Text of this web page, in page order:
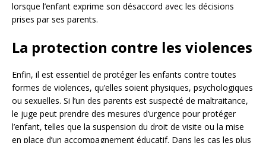
lorsque l’enfant exprime son désaccord avec les décisions
prises par ses parents.
La protection contre les violences
Enfin, il est essentiel de protéger les enfants contre toutes
formes de violences, qu’elles soient physiques, psychologiques
ou sexuelles. Si l’un des parents est suspecté de maltraitance,
le juge peut prendre des mesures d’urgence pour protéger
l’enfant, telles que la suspension du droit de visite ou la mise
en place d’un accompagnement éducatif. Dans les cas les plus